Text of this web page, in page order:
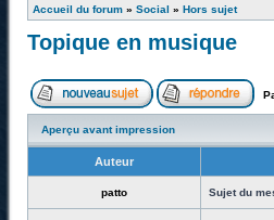
Accueil du forum » Social » Hors sujet
Topique en musique
Aperçu avant impression
Auteur
patto Sujet du